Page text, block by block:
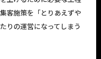
客施策を「とりあえずや
りの運営になってしまう